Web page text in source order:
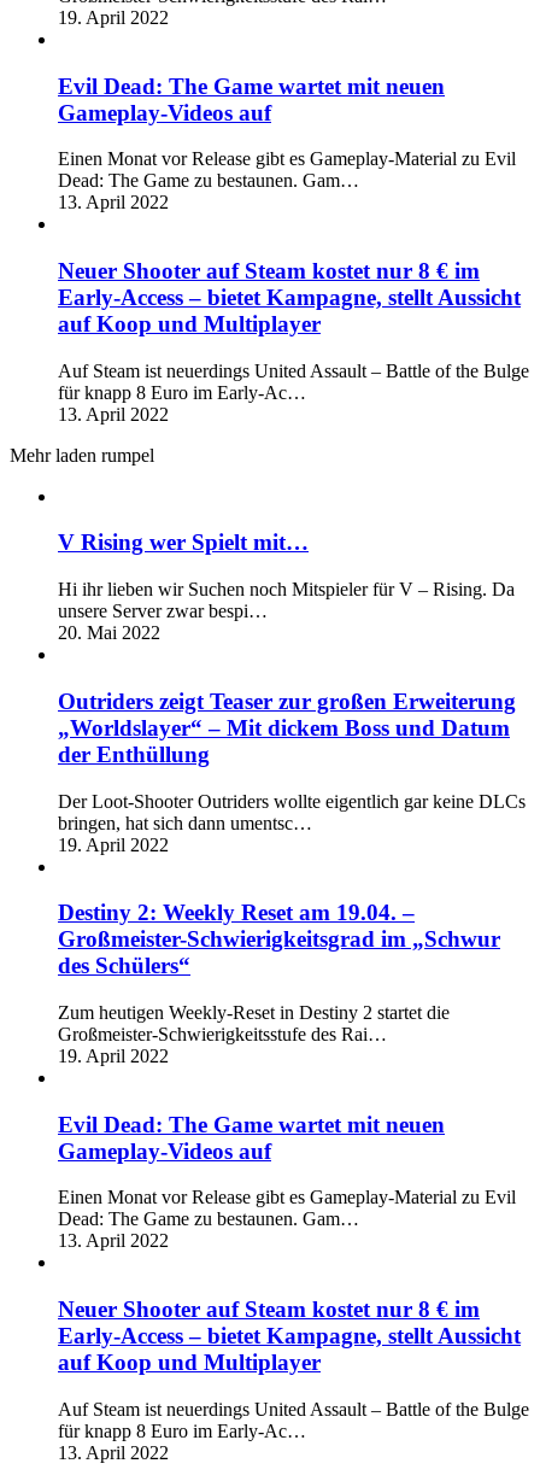
19. April 2022
Evil Dead: The Game wartet mit neuen
Gameplay-Videos auf
Einen Monat vor Release gibt es Gameplay-Material zu Evil
Dead: The Game zu bestaunen. Gam…
13. April 2022
Neuer Shooter auf Steam kostet nur 8 € im
Early-Access – bietet Kampagne, stellt Aussicht
auf Koop und Multiplayer
Auf Steam ist neuerdings United Assault – Battle of the Bulge
für knapp 8 Euro im Early-Ac…
13. April 2022
Mehr laden rumpel
V Rising wer Spielt mit…
Hi ihr lieben wir Suchen noch Mitspieler für V – Rising. Da
unsere Server zwar bespi…
20. Mai 2022
Outriders zeigt Teaser zur großen Erweiterung
„Worldslayer“ – Mit dickem Boss und Datum
der Enthüllung
Der Loot-Shooter Outriders wollte eigentlich gar keine DLCs
bringen, hat sich dann umentsc…
19. April 2022
Destiny 2: Weekly Reset am 19.04. –
Großmeister-Schwierigkeitsgrad im „Schwur
des Schülers“
Zum heutigen Weekly-Reset in Destiny 2 startet die
Großmeister-Schwierigkeitsstufe des Rai…
19. April 2022
Evil Dead: The Game wartet mit neuen
Gameplay-Videos auf
Einen Monat vor Release gibt es Gameplay-Material zu Evil
Dead: The Game zu bestaunen. Gam…
13. April 2022
Neuer Shooter auf Steam kostet nur 8 € im
Early-Access – bietet Kampagne, stellt Aussicht
auf Koop und Multiplayer
Auf Steam ist neuerdings United Assault – Battle of the Bulge
für knapp 8 Euro im Early-Ac…
13. April 2022